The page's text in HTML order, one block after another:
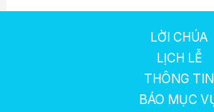
LỜI CHÚA
LỊCH LỄ
THÔNG TIN
BÁO MỤC